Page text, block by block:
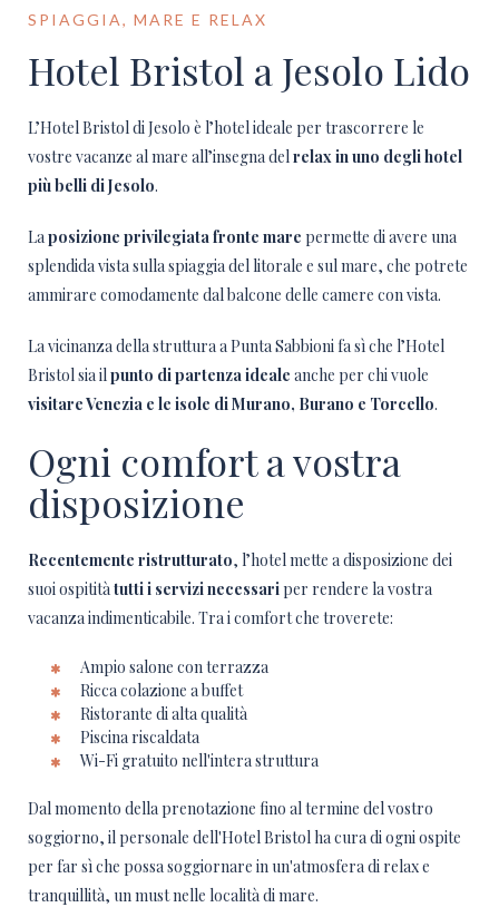
SPIAGGIA, MARE E RELAX
Hotel Bristol a Jesolo Lido
L’Hotel Bristol di Jesolo è l’hotel ideale per trascorrere le
vostre vacanze al mare all’insegna delrelax in uno degli hotel
più belli di Jesolo.
Laposizione privilegiata fronte mare permette di avere una
splendida vista sulla spiaggia del litorale e sul mare, che potrete
ammirare comodamente dal balcone delle camere con vista.
La vicinanza della struttura a Punta Sabbioni fa sì che l’Hotel
Bristol sia ilpunto di partenza ideale anche per chi vuole
visitare Venezia e le isole di Murano, Burano e Torcello.
Ogni comfort a vostra
disposizione
Recentemente ristrutturato, l’hotel mette a disposizione dei
suoi ospititàtutti i servizi necessari per rendere la vostra
vacanza indimenticabile. Tra i comfort che troverete:
Ampio salone con terrazza
Ricca colazione a buffet
Ristorante di alta qualità
Piscina riscaldata
Wi-Fi gratuito nell'intera struttura
Dal momento della prenotazione fino al termine del vostro
soggiorno, il personale dell'Hotel Bristol ha cura di ogni ospite
per far sì che possa soggiornare in un'atmosfera di relax e
tranquillità, un must nelle località di mare.